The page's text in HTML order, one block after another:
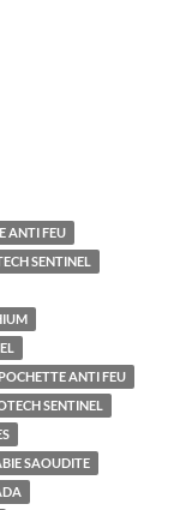
ANTI FEU
SENTINEL
POCHETTE ANTI FEU
SENTINEL
SAOUDITE